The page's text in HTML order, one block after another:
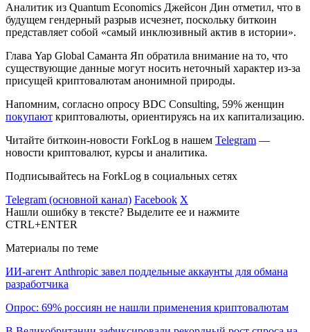
Аналитик из Quantum Economics Джейсон Дин отметил, что в
будущем гендерный разрыв исчезнет, поскольку биткоин
представляет собой «самый инклюзивный актив в истории».
Глава Yap Global Саманта Яп обратила внимание на то, что
существующие данные могут носить неточный характер из-за
присущей криптовалютам анонимной природы.
Напомним, согласно опросу BDC Consulting, 59% женщин
покупают криптовалюты, ориентируясь на их капитализацию.
Читайте биткоин-новости ForkLog в нашем Telegram —
новости криптовалют, курсы и аналитика.
Подписывайтесь на ForkLog в социальных сетях
Telegram (основной канал) Facebook X
Нашли ошибку в тексте? Выделите ее и нажмите
CTRL+ENTER
Материалы по теме
ИИ-агент Anthropic завел поддельные аккаунты для обмана
разработчика
Опрос: 69% россиян не нашли применения криптовалютам